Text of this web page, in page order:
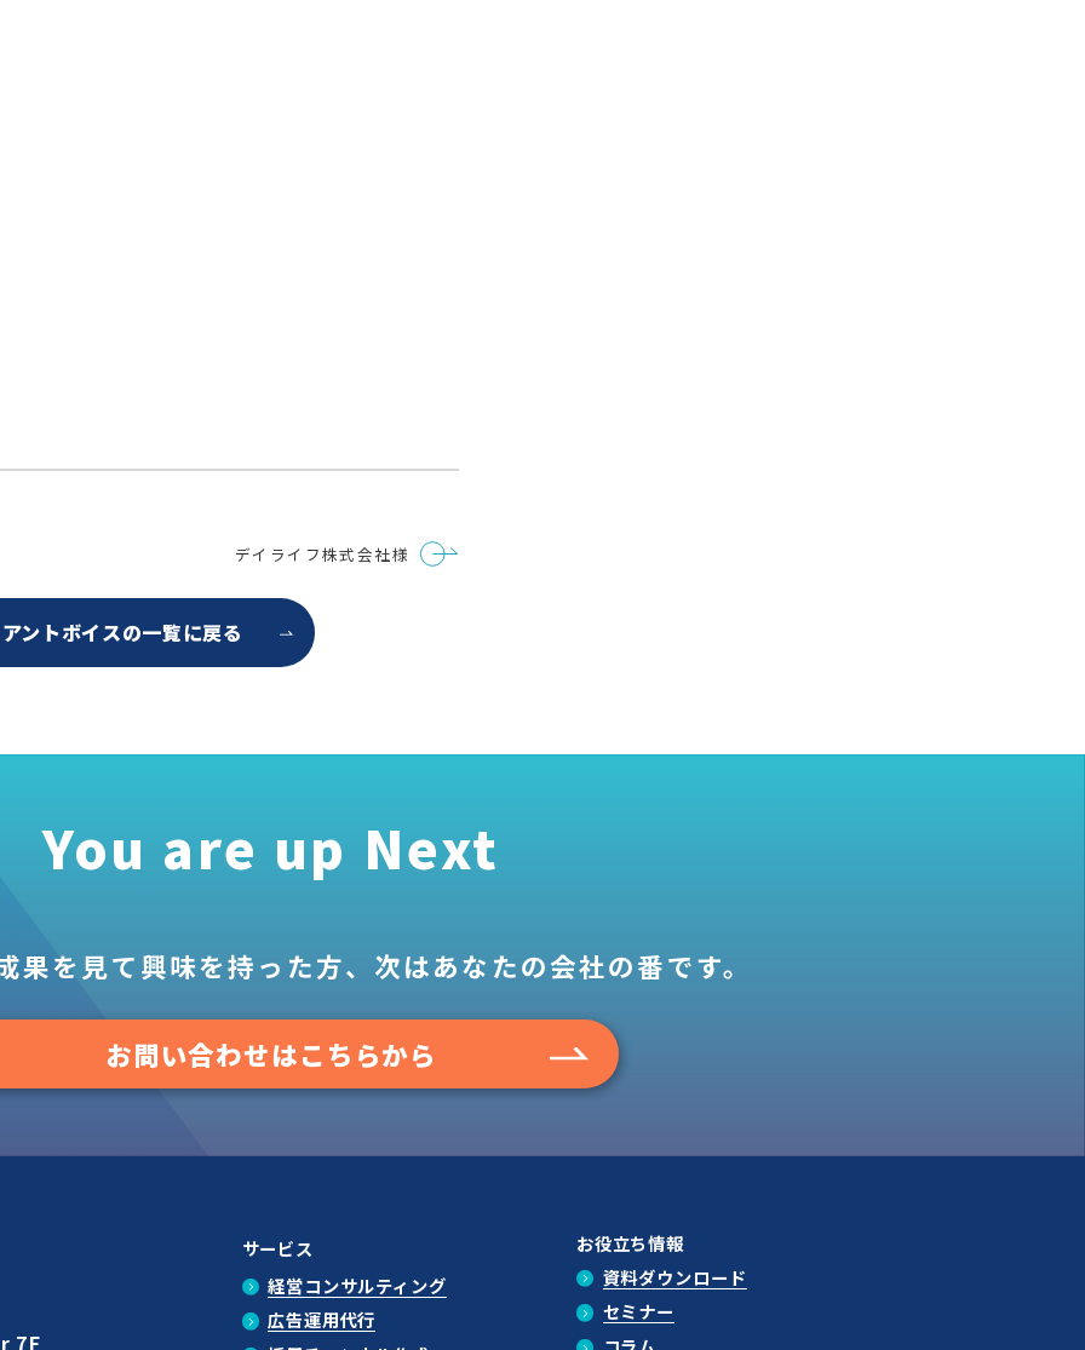
デイライフ株式会社様
ントボイスの一覧に戻る
You are up Next
果を見て興味を持った方、 次はあなたの会社の番です。
お問い合わせはこちらから
サービス
経営コンサルティング
広告運用代行
お役立ち情報
資料ダウンロード
セミナー
7F